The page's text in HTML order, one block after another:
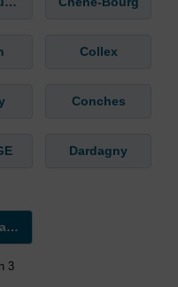
Collex
Conches
Dardagny
Mehr Orte anzeigen »
3